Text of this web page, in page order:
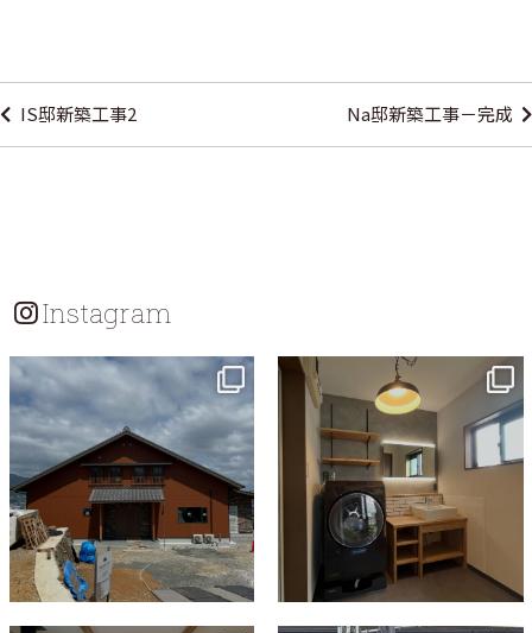
稿
ナ
ョ
ン
IS邸新築工事2 Na邸新築工事－完成
Instagram
tomohouseinc
tomohouseinc
7月 13